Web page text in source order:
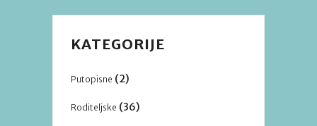
KATEGORIJE
Putopisne (2)
Roditeljske (36)